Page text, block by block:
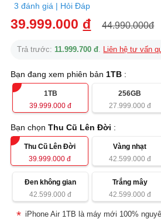
3 đánh giá | Hỏi Đáp
39.999.000 đ 44.990.000đ
Trả trước:11.999.700 đ. Liên hệ tư vấn
Bạn đang xem phiên bản 1TB :
1TB
39.999.000 đ
256GB
27.999.000đ
Bạn chọnThu Cũ Lên Đời :
Thu Cũ Lên Đời
39.999.000đ
Vàng nhạt
42.599.000đ
Đen không gian
42.599.000 đ
Trắng mây
42.599.000đ
iPhone Air 1TB là máy mới 100%